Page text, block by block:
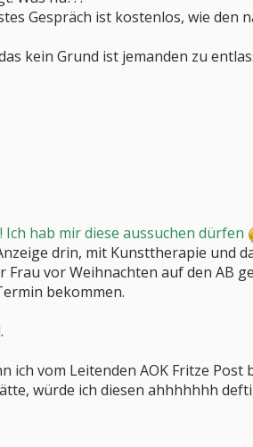
Gespräch ist kostenlos, wie den
kein Grund ist jemanden zu
hab mir diese aussuchen dürfen
drin, mit Kunsttherapie und
vor Weihnachten auf den AB
bekommen.
vom Leitenden AOK Fritze Post
würde ich diesen ahhhhhhh